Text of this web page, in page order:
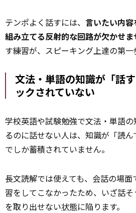
テンポよく話すには、 言いたい内
組み立てる反射的な回路が欠かせま
す練習が、スピーキング上達の第一
文法・単語の知識が「話
ックされていない
学校英語や試験勉強で文法・単語の
るのに話せない人は、知識が「読ん
でしか蓄積されていません。
長文読解では使えても、会話の場
習をしてこなかったため、いざ話
を取り出せない状態に陥ります。